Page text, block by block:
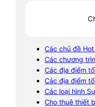
Các chủ đề
Các chương
Các địa điểm
Các địa điểm
Các loại hình
Cho thuê thiết